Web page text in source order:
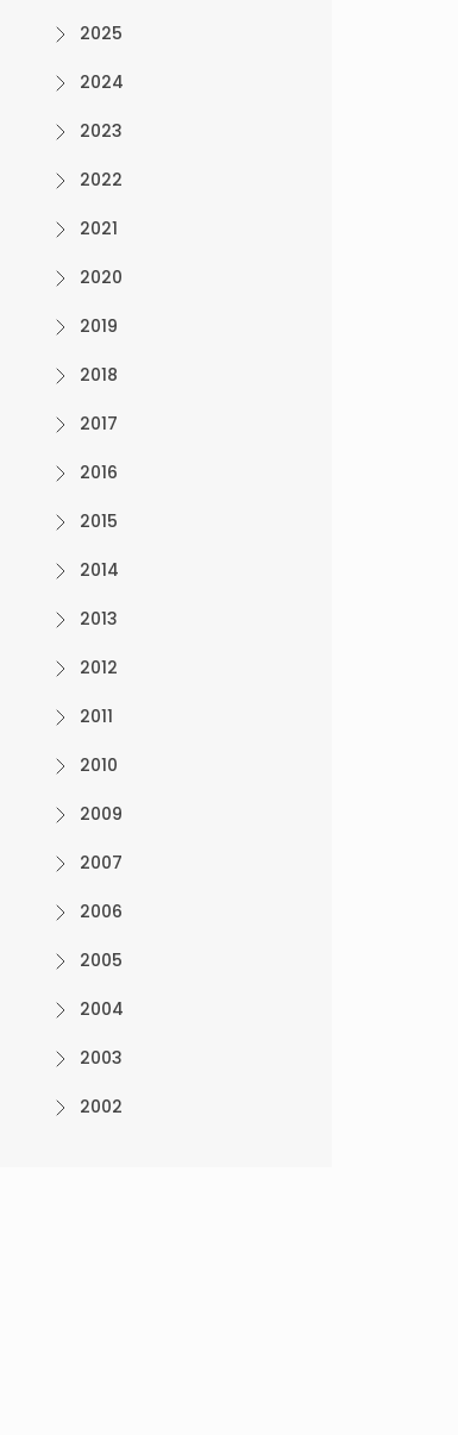
2025
2024
2023
2022
2021
2020
2019
2018
2017
2016
2015
2014
2013
2012
2011
2010
2009
2007
2006
2005
2004
2003
2002